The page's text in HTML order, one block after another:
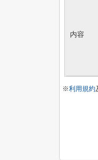
内容
※利用規約